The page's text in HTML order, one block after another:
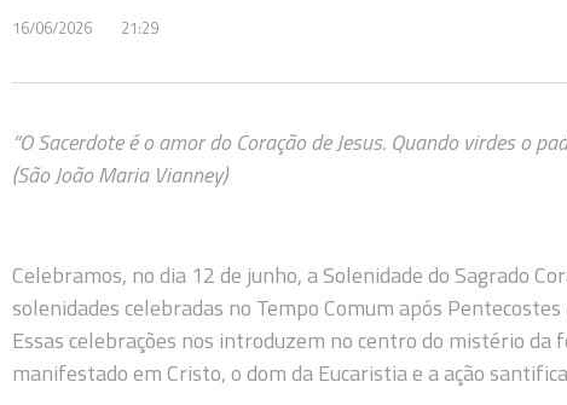
16/06/2026 21:29
“O Sacerdote é o amor do Coração de Jesus. Quando virdes o
(São João Maria Vianney)
Celebramos, no dia 12 de junho, a Solenidade do Sagrado
solenidades celebradas no Tempo Comum após
Essas celebrações nos introduzem no centro do mistério da
manifestado em Cristo, o dom da Eucaristia e a ação